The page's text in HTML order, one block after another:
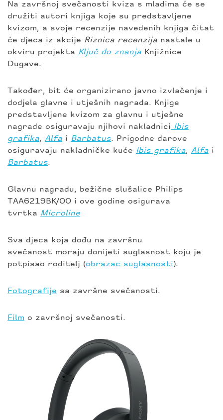
Na završnoj svečanosti kviza s mladima će se
družiti autori knjiga koje su predstavljene
kvizom, a svoje recenzije navedenih knjiga čitat
će djeca iz akcije Riznica recenzija nastale u
okviru projekta Ključ do znanja Knjižnice
Dugave.
Također, bit će organizirano javno izvlačenje i
dodjela glavne i utješnih nagrada.
Knjige
predstavljene kvizom za glavnu i utješne
nagrade osiguravaju njihovi nakladnici Ibis
grafika, Alfa i Barbatus. Prigodne darove
osiguravaju nakladničke kuće Ibis grafika, Alfa i
Barbatus.
Glavnu nagradu, bežične slušalice Philips
TAA6219BK/00 i ove godine osigurava
tvrtka Microline
Sva djeca koja dođu na završnu
svečanost moraju donijeti suglasnost koju je
potpisao roditelj (obrazac suglasnosti).
Fotografije sa završne svečanosti.
Film o završnoj svečanosti.